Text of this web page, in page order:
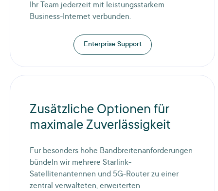
Ihr Team jederzeit mit leistungsstarkem
Business-Internet verbunden.
Enterprise Support
Zusätzliche Optionen für
maximale Zuverlässigkeit
Für besonders hohe Bandbreitenanforderungen
bündeln wir mehrere Starlink-
Satellitenantennen und 5G-Router zu einer
zentral verwalteten, erweiterten